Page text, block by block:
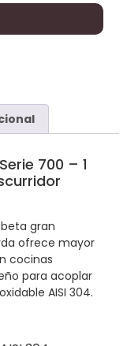
700 – 1
gran
ofrece mayor
cocinas
para acoplar
AISI 304.